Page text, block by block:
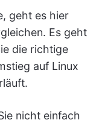
geht es hier
Es geht
die richtige
auf Linux
nicht einfach